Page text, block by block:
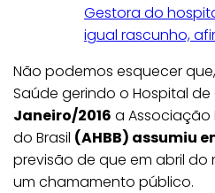
Gestora do
igual rascunho,
Não podemos esquecer
Saúde gerindo o Hospital
Janeiro/2016 a Associação
do Brasil (AHBB) assumiu
previsão de que em abril
um chamamento público.